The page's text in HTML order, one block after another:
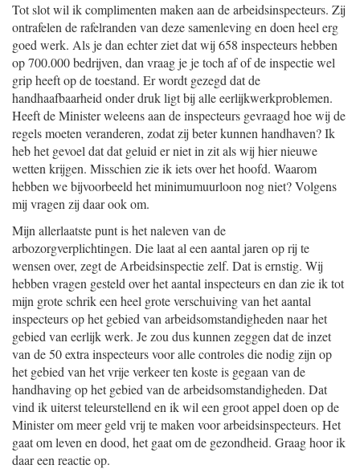
Tot slot wil ik complimenten maken aan de arbeidsinspecteurs. Zij
ontrafelen de rafelranden van deze samenleving en doen heel erg
goed werk. Als je dan echter ziet dat wij 658 inspecteurs hebben
op 700.000 bedrijven, dan vraag je je toch af of de inspectie wel
grip heeft op de toestand. Er wordt gezegd dat de
handhaafbaarheid onder druk ligt bij alle eerlijkwerkproblemen.
Heeft de Minister weleens aan de inspecteurs gevraagd hoe wij de
regels moeten veranderen, zodat zij beter kunnen handhaven? Ik
heb het gevoel dat dat geluid er niet in zit als wij hier nieuwe
wetten krijgen. Misschien zie ik iets over het hoofd. Waarom
hebben we bijvoorbeeld het minimumuurloon nog niet? Volgens
mij vragen zij daar ook om.
Mijn allerlaatste punt is het naleven van de
arbozorgverplichtingen. Die laat al een aantal jaren op rij te
wensen over, zegt de Arbeidsinspectie zelf. Dat is ernstig. Wij
hebben vragen gesteld over het aantal inspecteurs en dan zie ik tot
mijn grote schrik een heel grote verschuiving van het aantal
inspecteurs op het gebied van arbeidsomstandigheden naar het
gebied van eerlijk werk. Je zou dus kunnen zeggen dat de inzet
van de 50 extra inspecteurs voor alle controles die nodig zijn op
het gebied van het vrije verkeer ten koste is gegaan van de
handhaving op het gebied van de arbeidsomstandigheden. Dat
vind ik uiterst teleurstellend en ik wil een groot appel doen op de
Minister om meer geld vrij te maken voor arbeidsinspecteurs. Het
gaat om leven en dood, het gaat om de gezondheid. Graag hoor ik
daar een reactie op.